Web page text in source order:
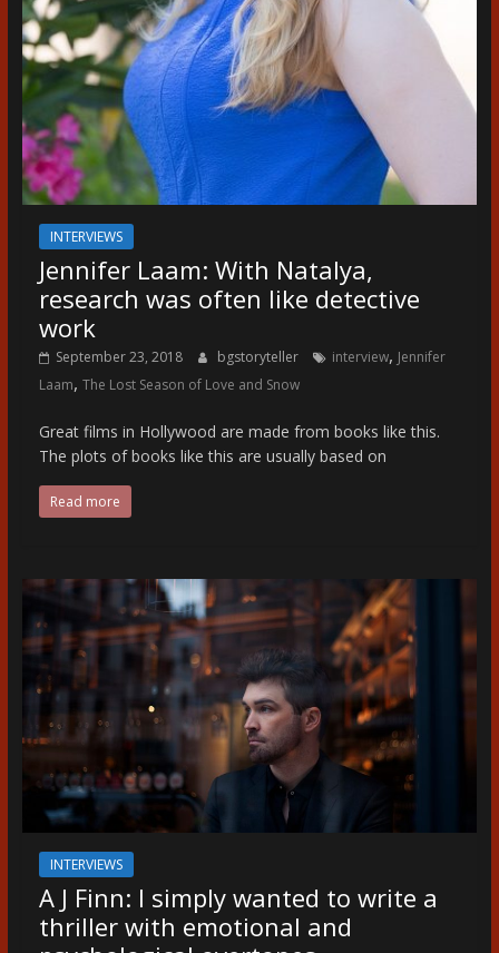
INTERVIEWS
Jennifer Laam: With Natalya,
research was often like detective
work
September 23, 2018 bgstoryteller interview, Jennifer
Laam, The Lost Season of Love and Snow
Great films in Hollywood are made from books like this.
The plots of books like this are usually based on
Read more
INTERVIEWS
A J Finn: I simply wanted to write a
thriller with emotional and